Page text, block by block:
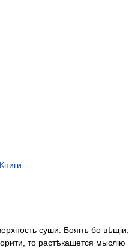
Книги
суши: Боянъ бо вѣщіи,
то растѣкашется мыслію